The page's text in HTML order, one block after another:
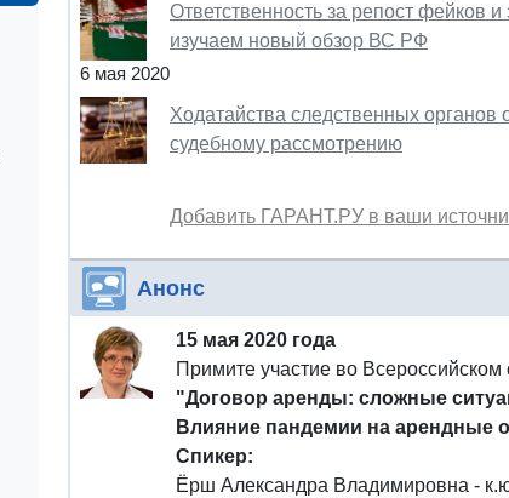
Ответственность за репост фейков
изучаем новый обзор ВС РФ
6 мая 2020
Ходатайства следственных органов
судебному рассмотрению
Добавить ГАРАНТ.РУ в ваши
Анонс
15 мая 2020 года
Примите участие во
"Договор аренды: сложные
Влияние пандемии на арендные
Спикер:
Ёрш Александра Владимировна -